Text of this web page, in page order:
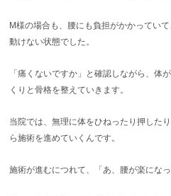
お客様の声
お問い合わせ
当院のアプリが
ます
M様の場合も、腰にも負担がかかってい
動けない状態でした。
「痛くないですか」と確認しながら、体
くりと骨格を整えていきます。
当院では、無理に体をひねったり押した
ら施術を進めていくんです。
施術が進むにつれて、「あ、腰が楽にな